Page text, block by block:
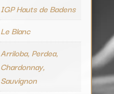
IGP Hauts de Badens
Le Blanc
Arriloba, Perdea,
Chardonnay,
Sauvignon